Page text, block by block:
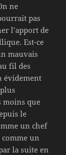
ne
pas
l’apport de
Est-ce
mauvais
fil des
évidement
moins que
le
un chef
un
la suite en